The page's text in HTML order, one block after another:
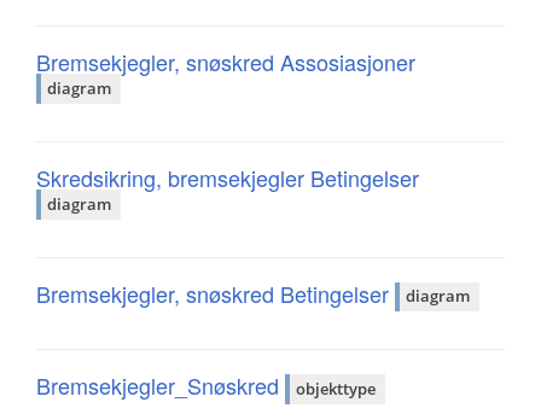
Bremsekjegler, snøskred Assosiasjoner
diagram
Skredsikring, bremsekjegler Betingelser
diagram
Bremsekjegler, snøskred Betingelser diagram
Bremsekjegler_Snøskred objekttype